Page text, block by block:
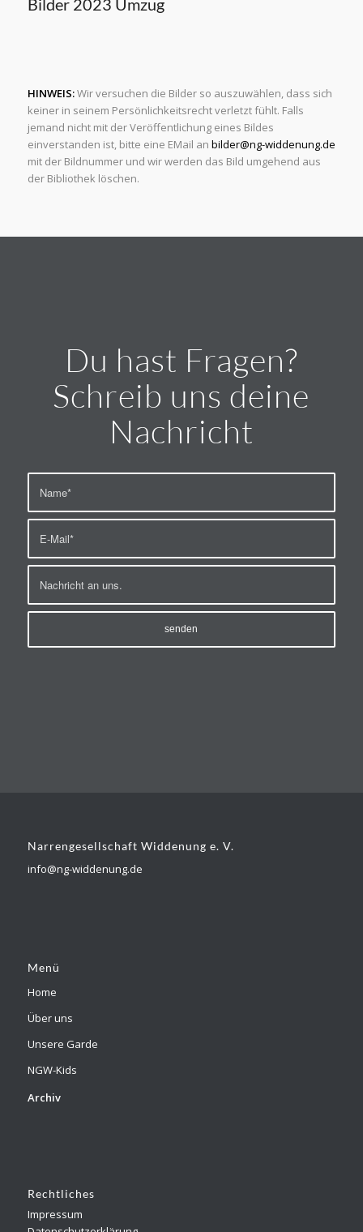
HINWEIS:Wir versuchen die Bilder so auszuwählen, dass sich
keiner in seinem Persönlichkeitsrecht verletzt fühlt. Falls
jemand nicht mit der Veröffentlichung eines Bildes
einverstanden ist, bitte eine EMail an bilder@ng-widdenung.de
mit der Bildnummer und wir werden das Bild umgehend aus
der Bibliothek löschen.
Du hast Fragen?
Schreib uns deine
Nachricht
Narrengesellschaft Widdenung e. V.
info@ng-widdenung.de
Menü
Home
Über uns
Unsere Garde
NGW-Kids
Archiv
Rechtliches
Impressum